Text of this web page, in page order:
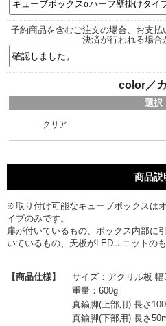
予約商品を含むご注文の場合、お支
決済が行われる場合
color／
選択
クリア
商品説
※取り付け可能なキューブボックスは
イプのみです。
扉が付いているもの、ボックス内部に
いているもの、天板がLEDユニットの
【商品仕様】
サイズ：アクリル板
重量：600g
真鍮脚(上部用) 長さ
真鍮脚(下部用) 長さ